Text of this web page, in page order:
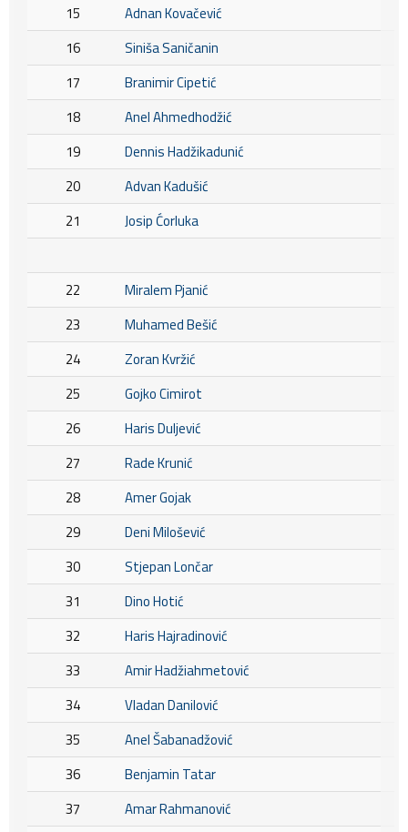
15
Adnan Kovačević
16
Siniša Saničanin
17
Branimir Cipetić
18
Anel Ahmedhodžić
19
Dennis Hadžikadunić
20
Advan Kadušić
21
Josip Ćorluka
22
Miralem Pjanić
23
Muhamed Bešić
24
Zoran Kvržić
25
Gojko Cimirot
26
Haris Duljević
27
Rade Krunić
28
Amer Gojak
29
Deni Milošević
30
Stjepan Lončar
31
Dino Hotić
32
Haris Hajradinović
33
Amir Hadžiahmetović
34
Vladan Danilović
35
Anel Šabanadžović
36
Benjamin Tatar
37
Amar Rahmanović